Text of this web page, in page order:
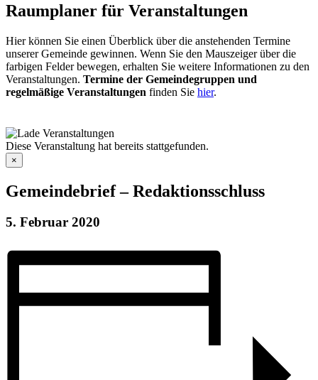
Raumplaner für Veranstaltungen
Hier können Sie einen Überblick über die anstehenden Termine
unserer Gemeinde gewinnen. Wenn Sie den Mauszeiger über die
farbigen Felder bewegen, erhalten Sie weitere Informationen zu den
Veranstaltungen. Termine der Gemeindegruppen und
regelmäßige Veranstaltungen finden Sie hier.
Diese Veranstaltung hat bereits stattgefunden.
×
Gemeindebrief – Redaktionsschluss
5. Februar 2020